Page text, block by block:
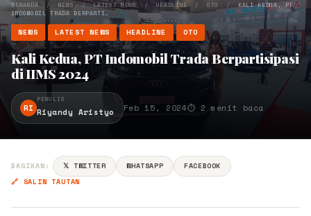
BERANDA / NEWS/LATEST NEWS / HEADLINE /OTO / KALI KEDUA, PT
INDOMOBIL TRADA BERPARTI…
NEWS LATEST NEWS HEADLINE OTO
Kali Kedua, PT Indomobil Trada Berpartisipasi
di IIMS 2024
RI
PENULIS
Riyandy Aristyo Feb 15, 2024⏱ 2 menit baca
BAGIKAN: 𝕏 TWITTER WHATSAPP
FACEBOOK
🔗 SALIN TAUTAN